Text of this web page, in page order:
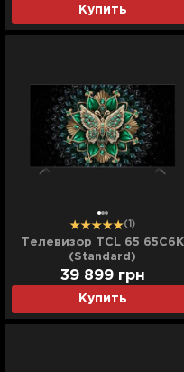
Купить
(1)
Телевизор TCL 65 65C6K
(Standard)
Купить
39 899 грн